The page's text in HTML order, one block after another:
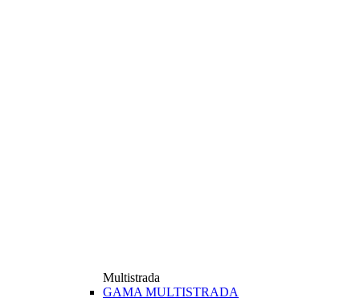
Multistrada
GAMA MULTISTRADA